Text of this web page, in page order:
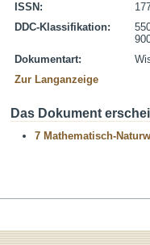
ISSN:
DDC-Klassifikation:
Dokumentart:
Zur Langanzeige
Das Dokument
7 Mathematisch-